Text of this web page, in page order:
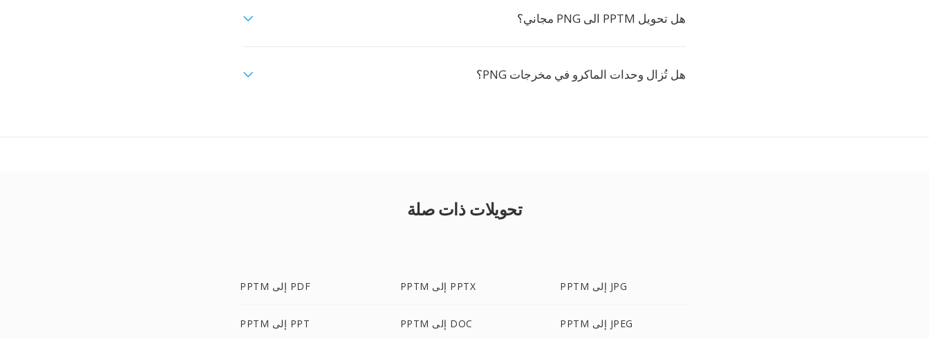
هل تحويل PPTM الى PNG مجاني؟
هل تُزال وحدات الماكرو في مخرجات PNG؟
تحويلات ذات صلة
PPTM إلى PDF PPTM إلى PPTX PPTM إلى JPG
PPTM إلى PPT PPTM إلى DOC PPTM إلى JPEG